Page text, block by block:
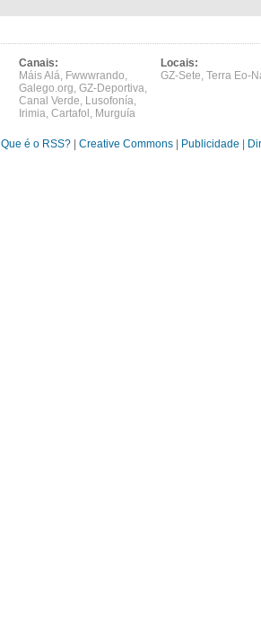
Canais:
Máis Alá, Fwwwrando,
Galego.org, GZ-Deportiva,
Canal Verde, Lusofonía,
Irimia, Cartafol , Murguía
Locais:
GZ-Sete, Terra Eo-
Que é o RSS? Creative Commons Publicidade